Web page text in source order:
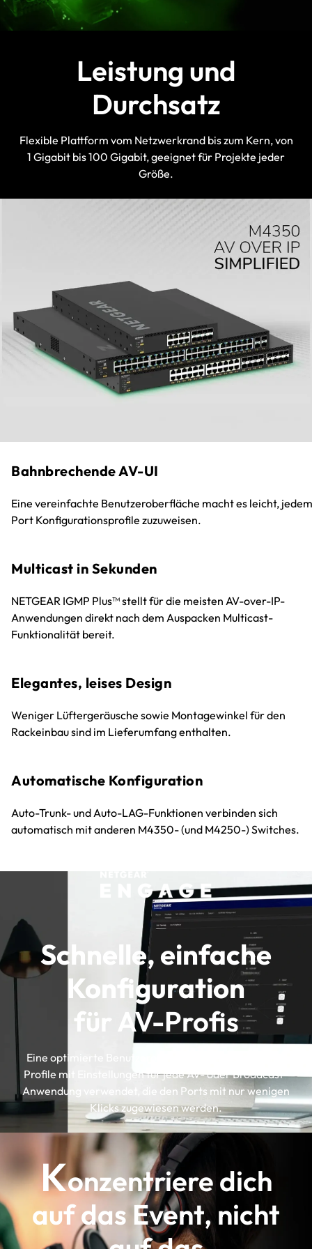
SMPTE-ST-2110-Grand-Master-Clock
und Boundary-Clock für AES67- und
Mehrfarbige LED an jedem physischen
Port, die die Profilfarbe im NETGEAR
AV OS™ und im Engage Controller
anzeigt.
Leistung und
Durchsatz
Flexible Plattform vom Netzwerkrand bis zum Kern, von
1 Gigabit bis 100 Gigabit, geeignet für Projekte jeder
Größe.
Bahnbrechende AV-UI
Eine vereinfachte Benutzeroberfläche macht es leicht, jedem
Port Konfigurationsprofile zuzuweisen.
Multicast in Sekunden
NETGEAR IGMP Plus™ stellt für die meisten AV-over-IP-
Anwendungen direkt nach dem Auspacken Multicast-
Funktionalität bereit.
Elegantes, leises Design
Weniger Lüftergeräusche sowie Montagewinkel für den
Rackeinbau sind im Lieferumfang enthalten.
Automatische Konfiguration
Auto-Trunk- und Auto-LAG-Funktionen verbinden sich
automatisch mit anderen M4350- (und M4250-) Switches.
Schnelle, einfache
Konfiguration
für AV-Profis
Eine optimierte Benutzeroberfläche, die zertifizierte
Profile mit Einstellungen für jede AV- oder Broadcast-
Anwendung verwendet, die den Ports mit nur wenigen
Klicks zugewiesen werden.
Konzentriere dich
auf das Event, nicht